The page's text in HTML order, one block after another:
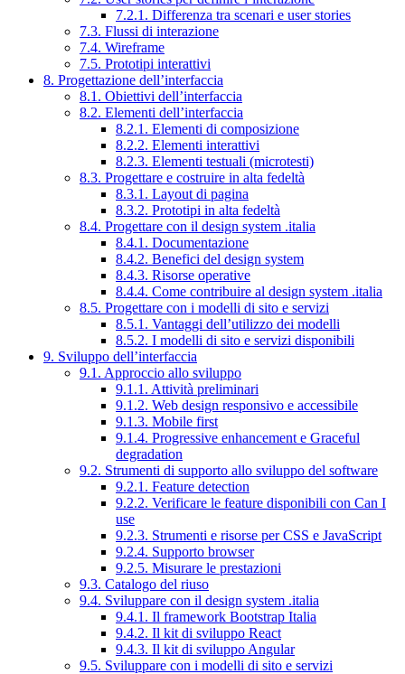
7.2.1. Differenza tra scenari e user stories
7.3. Flussi di interazione
7.4. Wireframe
7.5. Prototipi interattivi
8. Progettazione dell’interfaccia
8.1. Obiettivi dell’interfaccia
8.2. Elementi dell’interfaccia
8.2.1. Elementi di composizione
8.2.2. Elementi interattivi
8.2.3. Elementi testuali (microtesti)
8.3. Progettare e costruire in alta fedeltà
8.3.1. Layout di pagina
8.3.2. Prototipi in alta fedeltà
8.4. Progettare con il design system .italia
8.4.1. Documentazione
8.4.2. Benefici del design system
8.4.3. Risorse operative
8.4.4. Come contribuire al design system .italia
8.5. Progettare con i modelli di sito e servizi
8.5.1. Vantaggi dell’utilizzo dei modelli
8.5.2. I modelli di sito e servizi disponibili
9. Sviluppo dell’interfaccia
9.1. Approccio allo sviluppo
9.1.1. Attività preliminari
9.1.2. Web design responsivo e accessibile
9.1.3. Mobile first
9.1.4. Progressive enhancement e Graceful
degradation
9.2. Strumenti di supporto allo sviluppo del software
9.2.1. Feature detection
9.2.2. Verificare le feature disponibili con Can I
use
9.2.3. Strumenti e risorse per CSS e JavaScript
9.2.4. Supporto browser
9.2.5. Misurare le prestazioni
9.3. Catalogo del riuso
9.4. Sviluppare con il design system .italia
9.4.1. Il framework Bootstrap Italia
9.4.2. Il kit di sviluppo React
9.4.3. Il kit di sviluppo Angular
9.5. Sviluppare con i modelli di sito e servizi